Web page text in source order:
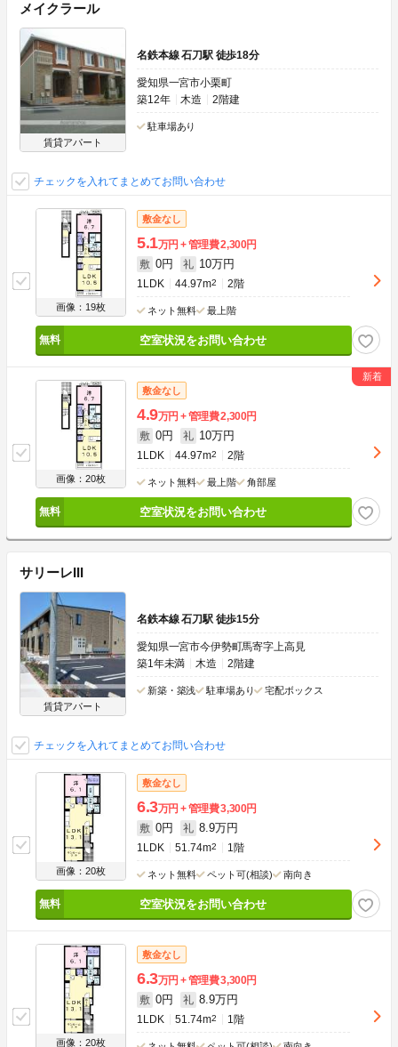
メイクラール
賃貸アパート
名鉄本線 石刀駅 徒歩18分
愛知県一宮市小栗町
築12年
木造 2階建
駐車場あり
チェックを入れてまとめてお問い合わせ
画像：19枚
敷金なし
5.1万円 管理費2,300円
敷 0円 礼 10万円
1LDK 44.97m2 2階
ネット無料 最上階
空室状況をお問い合わせ
画像：20枚
敷金なし
4.9万円 管理費2,300円
敷 0円 礼 10万円
1LDK 44.97m2 2階
ネット無料 最上階 角部屋
空室状況をお問い合わせ
サリーレIII
賃貸アパート
名鉄本線 石刀駅 徒歩15分
愛知県一宮市今伊勢町馬寄字上高見
築1年未満
木造 2階建
新築・築浅 駐車場あり 宅配ボックス
チェックを入れてまとめてお問い合わせ
画像：20枚
敷金なし
6.3万円 管理費3,300円
敷 0円 礼 8.9万円
1LDK 51.74m2 1階
ネット無料 ペット可(相談) 南向き
空室状況をお問い合わせ
画像：20枚
敷金なし
6.3万円 管理費3,300円
敷 0円 礼 8.9万円
1LDK 51.74m2 1階